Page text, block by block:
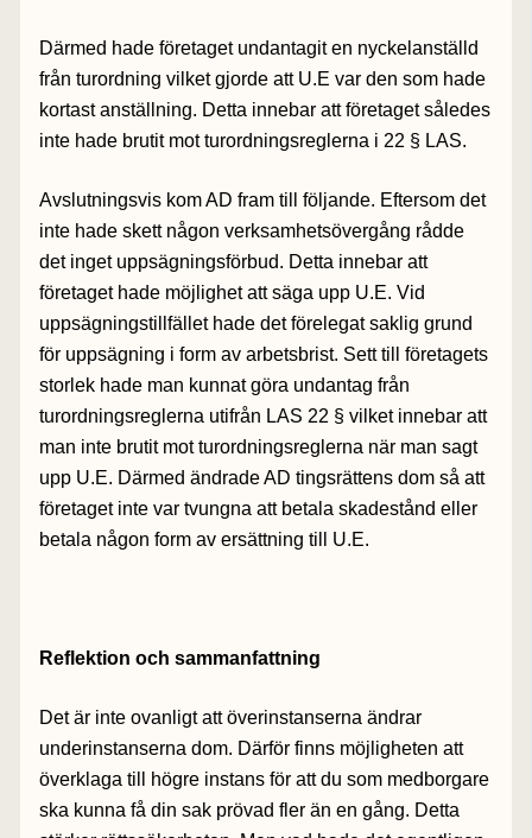
Därmed hade företaget undantagit en nyckelanställd
från turordning vilket gjorde att U.E var den som hade
kortast anställning. Detta innebar att företaget således
inte hade brutit mot turordningsreglerna i 22 § LAS.
Avslutningsvis kom AD fram till följande. Eftersom det
inte hade skett någon verksamhetsövergång rådde
det inget uppsägningsförbud. Detta innebar att
företaget hade möjlighet att säga upp U.E. Vid
uppsägningstillfället hade det förelegat saklig grund
för uppsägning i form av arbetsbrist. Sett till företagets
storlek hade man kunnat göra undantag från
turordningsreglerna utifrån LAS 22 § vilket innebar att
man inte brutit mot turordningsreglerna när man sagt
upp U.E. Därmed ändrade AD tingsrättens dom så att
företaget inte var tvungna att betala skadestånd eller
betala någon form av ersättning till U.E.
Reflektion och sammanfattning
Det är inte ovanligt att överinstanserna ändrar
underinstanserna dom. Därför finns möjligheten att
överklaga till högre instans för att du som medborgare
ska kunna få din sak prövad fler än en gång. Detta